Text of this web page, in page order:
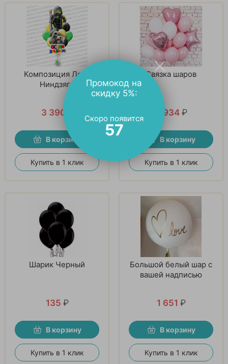
Композиция Лего
Ниндзяго
3 390
В корзину
Купить в 1 клик
Связка шаров
3 934 ₽
В корзину
Купить в 1 клик
Шарик Черный
135 ₽
В корзину
Купить в 1 клик
Большой белый шар с
вашей надписью
1 651 ₽
В корзину
Купить в 1 клик
Промокод на
скидку 5%:
Скоро появится
56